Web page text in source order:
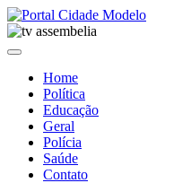
Home
Política
Educação
Geral
Polícia
Saúde
Contato